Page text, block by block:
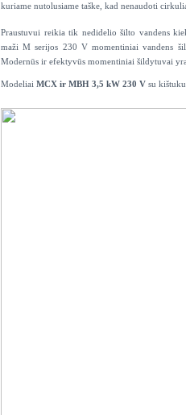
kuriame nutolusiame taške, kad nenaudoti
Praustuvui reikia tik nedidelio šilto vandens
maži M serijos 230 V momentiniai vandens
Modernūs ir efektyvūs momentiniai šildytuvai
Modeliai MCX ir MBH 3,5 kW 230 V su